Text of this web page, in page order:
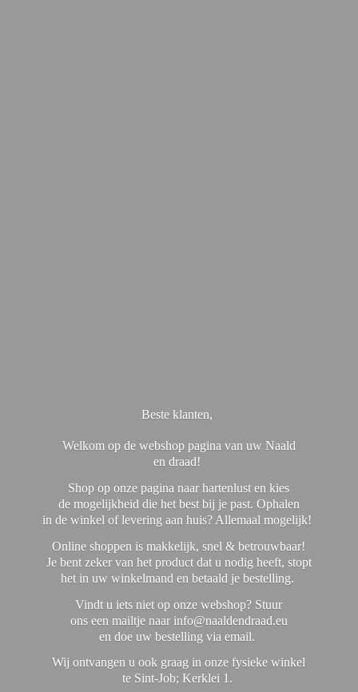
Beste klanten,
Welkom op de webshop pagina van uw Naald
en draad!
Shop op onze pagina naar hartenlust en kies
de mogelijkheid die het best bij je past. Ophalen
in de winkel of levering aan huis? Allemaal mogelijk!
Online shoppen is makkelijk, snel & betrouwbaar!
Je bent zeker van het product dat u nodig heeft, stopt
het in uw winkelmand en betaald je bestelling.
Vindt u iets niet op onze webshop? Stuur
ons een mailtje naar info@naaldendraad.eu
en doe uw bestelling via email.
Wij ontvangen u ook graag in onze fysieke winkel
te Sint-Job; Kerklei 1.